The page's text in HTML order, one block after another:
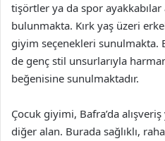
tişörtler ya da spor
bulunmakta. Kırk yaş üzeri
giyim seçenekleri sunulmakta.
de genç stil unsurlarıyla
beğenisine sunulmaktadır.
Çocuk giyimi, Bafra’da
diğer alan. Burada sağlıklı,